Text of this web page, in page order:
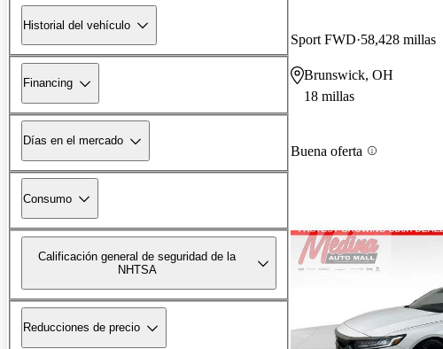
Historial del vehículo
Financing
Días en el mercado
Consumo
Calificación general de seguridad de la
NHTSA
Reducciones de precio
Sport FWD 58,428 millas
Brunswick, OH
18 millas
Buena oferta